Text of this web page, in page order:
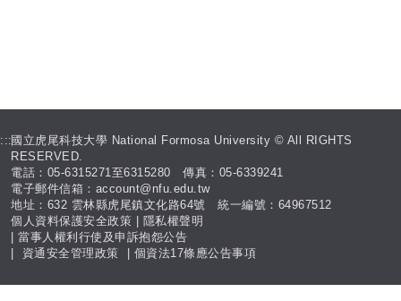
:::國立虎尾科技大學 National Formosa University © All RIGHTS
RESERVED.
電話：05-6315271至6315280 傳真：05-6339241
電子郵件信箱：account@nfu.edu.tw
地址：632 雲林縣虎尾鎮文化路64號 統一編號：64967512
個人資料保護安全政策
隱私權聲明
|當事人權利行使及申訴抱怨公告
資通安全管理政策 個資法17條應公告事項